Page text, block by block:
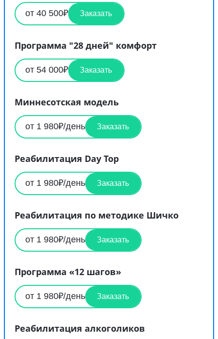
от 40 500₽ Заказать
Программа "28 дней" комфорт
от 54 000₽ Заказать
Миннесотская модель
от 1 980₽/день Заказать
Реабилитация Day Top
от 1 980₽/день Заказать
Реабилитация по методике Шичко
от 1 980₽/день Заказать
Программа «12 шагов»
от 1 980₽/день Заказать
Реабилитация алкоголиков